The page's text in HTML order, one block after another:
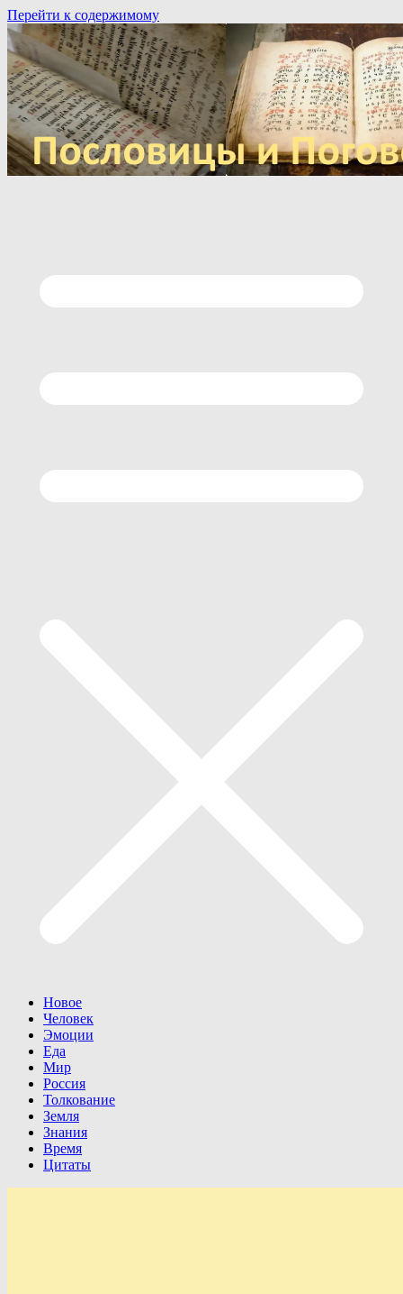
Перейти к содержимому
Новое
Человек
Эмоции
Еда
Мир
Россия
Толкование
Земля
Знания
Время
Цитаты